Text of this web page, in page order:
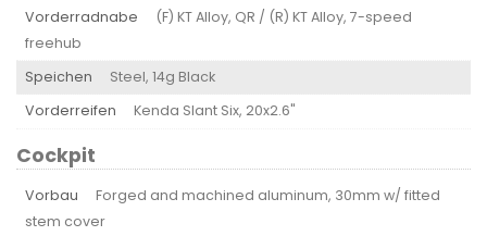
Vorderradnabe
(F) KT Alloy, QR / (R) KT Alloy, 7-speed
freehub
Speichen
Steel, 14g Black
Vorderreifen
Kenda Slant Six, 20x2.6"
Cockpit
Vorbau
Forged and machined aluminum, 30mm w/ fitted
stem cover